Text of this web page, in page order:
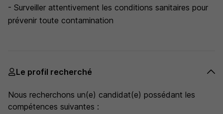
- Surveiller attentivement les conditions sanitaires pour
prévenir toute contamination
Le profil recherché
Nous recherchons un(e) candidat(e) possédant les
compétences suivantes :